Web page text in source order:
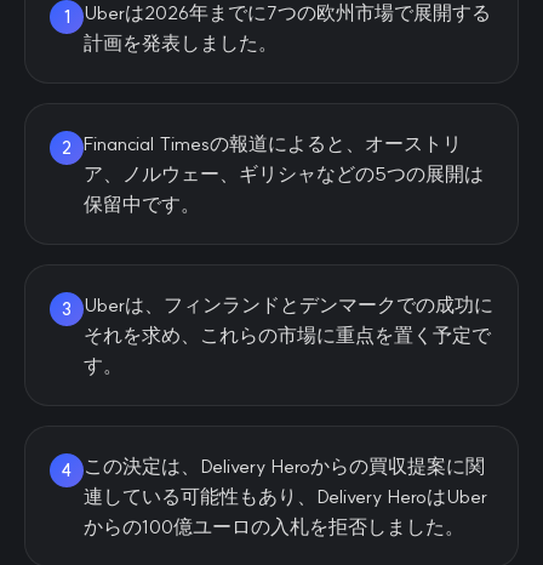
1
Uberは2026年までに7つの欧州市場で展開する
計画を発表しました。
2
Financial Timesの報道によると、オーストリ
ア、ノルウェー、ギリシャなどの5つの展開は
保留中です。
3
Uberは、フィンランドとデンマークでの成功に
それを求め、これらの市場に重点を置く予定で
す。
4
この決定は、Delivery Heroからの買収提案に関
連している可能性もあり、Delivery HeroはUber
からの100億ユーロの入札を拒否しました。